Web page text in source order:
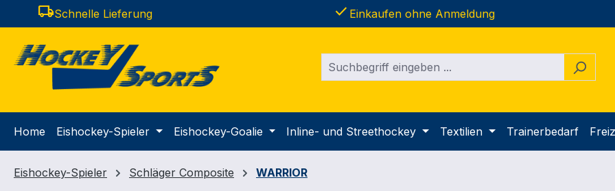
Hauptinhalt springen
Zur Suche springen
Zur Hauptnavigation springen
local_shippingSchnelle Lieferung done Einkaufen ohne Anmeldung
Home Eishockey-Spieler Eishockey-Goalie Inline- und Streethockey Textilien Trainerbedarf
Eishockey-Spieler Schläger Composite WARRIOR